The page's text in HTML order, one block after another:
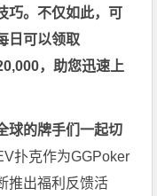
。不仅如此， 可
日可以领取
，助您迅速上
球的牌手们一起切
扑克作为GGPoker
推出福利反馈活